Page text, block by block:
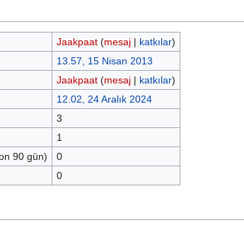
Jaakpaat (mesaj| katkılar)
13.57, 15 Nisan 2013
Jaakpaat (mesaj| katkılar)
12.02, 24 Aralık 2024
3
1
90 gün)
0
0